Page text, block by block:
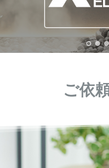
ご依